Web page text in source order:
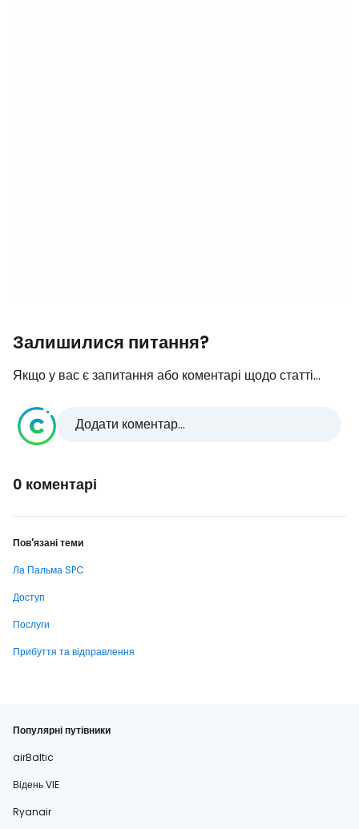
Залишилися питання?
Якщо у вас є запитання або коментарі щодо статті...
Додати коментар...
0 коментарі
Пов'язані теми
Ла Пальма SPC
Доступ
Послуги
Прибуття та відправлення
Популярні путівники
airBaltic
Відень VIE
Ryanair